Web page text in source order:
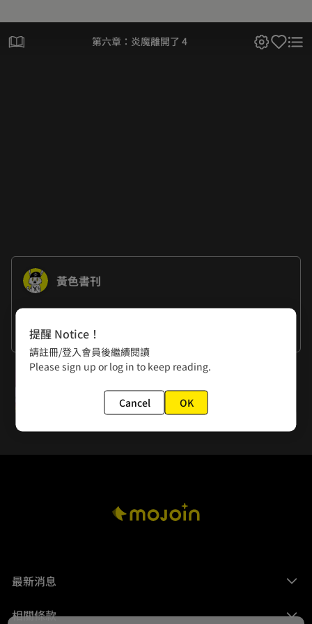
第六章：炎魔離開了 4
黃色書刊
謝謝大家的閱讀。
下一話
第六章：炎魔離開了 5
最新消息
相關條款
提醒 Notice！
請註冊/登入會員後繼續閱讀
Please sign up or log in to keep reading.
Cancel OK